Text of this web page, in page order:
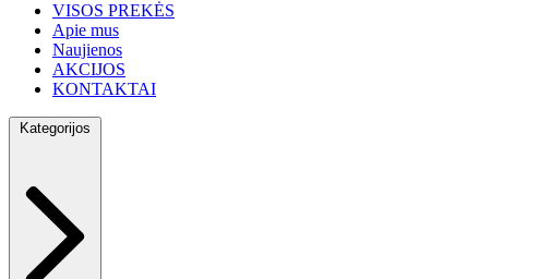
VISOS PREKĖS
Apie mus
Naujienos
AKCIJOS
KONTAKTAI
Kategorijos